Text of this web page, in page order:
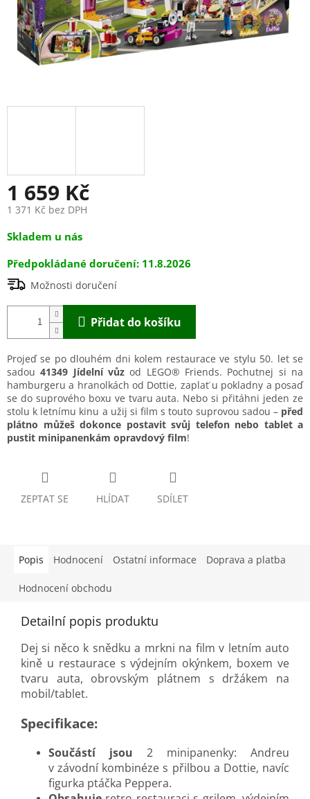
1 659 Kč
1 371 Kč bez DPH
Měrná
cena:
Skladem u nás
11.8.2026
Možnosti doručení
Přidat do košíku
Projeď se po dlouhém dni kolem restaurace ve stylu 50. let se
sadou41349 Jídelní vůz od LEGO® Friends. Pochutnej si na
hamburgeru a hranolkách od Dottie, zaplať u pokladny a posaď
se do suprového boxu ve tvaru auta. Nebo si přitáhni jeden ze
stolu k letnímu kinu a užij si film s touto suprovou sadou – před
plátno můžeš dokonce postavit svůj telefon nebo tablet a
pustit minipanenkám opravdový film!
ZEPTAT SE HLÍDAT SDÍLET
Popis Hodnocení Ostatní informace Doprava a platba
Hodnocení obchodu
Detailní popis produktu
Dej si něco k snědku a mrkni na film v letním auto
kině u restaurace s výdejním okýnkem, boxem ve
tvaru auta, obrovským plátnem s držákem na
mobil/tablet.
Specifikace:
Součástí jsou 2 minipanenky: Andreu
v závodní kombinéze s přilbou a Dottie, navíc
figurka ptáčka Peppera.